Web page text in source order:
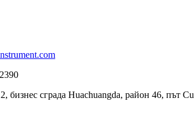
бизнес сграда Huachuangda, район 46, път